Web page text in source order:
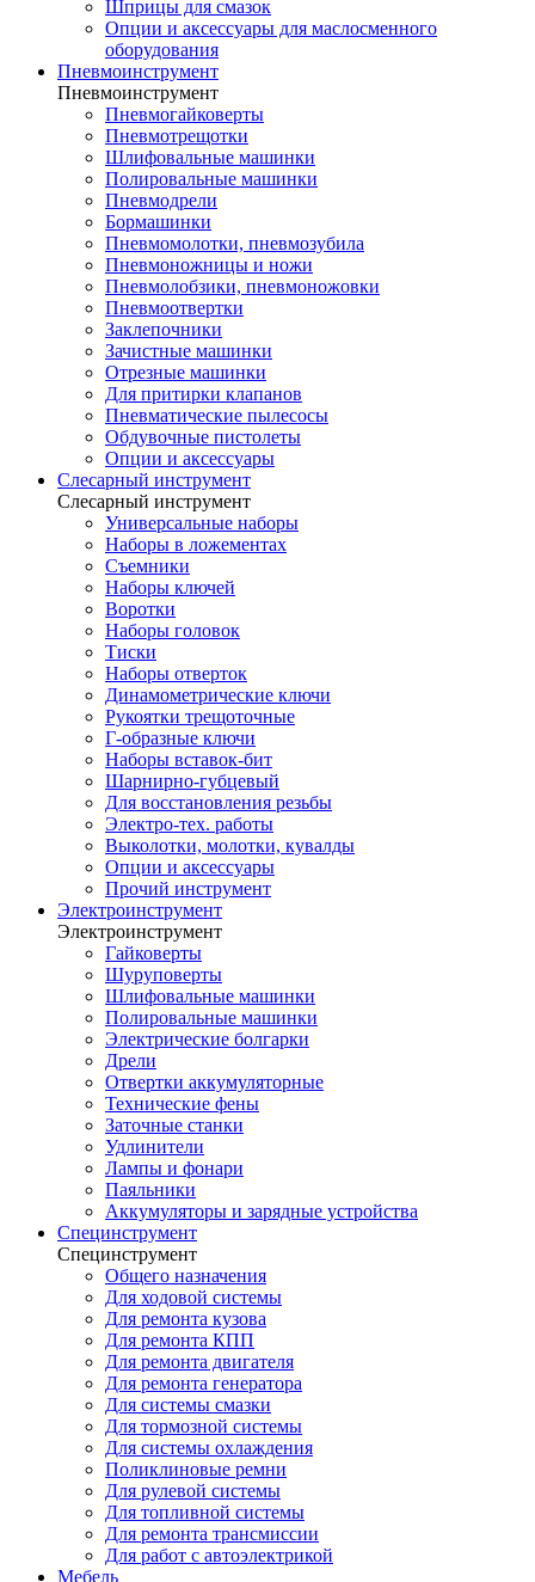
Шприцы для смазок
Опции и аксессуары для маслосменного
оборудования
Пневмоинструмент
Пневмоинструмент
Пневмогайковерты
Пневмотрещотки
Шлифовальные машинки
Полировальные машинки
Пневмодрели
Бормашинки
Пневмомолотки, пневмозубила
Пневмоножницы и ножи
Пневмолобзики, пневмоножовки
Пневмоотвертки
Заклепочники
Зачистные машинки
Отрезные машинки
Для притирки клапанов
Пневматические пылесосы
Обдувочные пистолеты
Опции и аксессуары
Слесарный инструмент
Слесарный инструмент
Универсальные наборы
Наборы в ложементах
Съемники
Наборы ключей
Воротки
Наборы головок
Тиски
Наборы отверток
Динамометрические ключи
Рукоятки трещоточные
Г-образные ключи
Наборы вставок-бит
Шарнирно-губцевый
Для восстановления резьбы
Электро-тех. работы
Выколотки, молотки, кувалды
Опции и аксессуары
Прочий инструмент
Электроинструмент
Электроинструмент
Гайковерты
Шуруповерты
Шлифовальные машинки
Полировальные машинки
Электрические болгарки
Дрели
Отвертки аккумуляторные
Технические фены
Заточные станки
Удлинители
Лампы и фонари
Паяльники
Аккумуляторы и зарядные устройства
Специнструмент
Специнструмент
Общего назначения
Для ходовой системы
Для ремонта кузова
Для ремонта КПП
Для ремонта двигателя
Для ремонта генератора
Для системы смазки
Для тормозной системы
Для системы охлаждения
Поликлиновые ремни
Для рулевой системы
Для топливной системы
Для ремонта трансмиссии
Для работ с автоэлектрикой
Мебель